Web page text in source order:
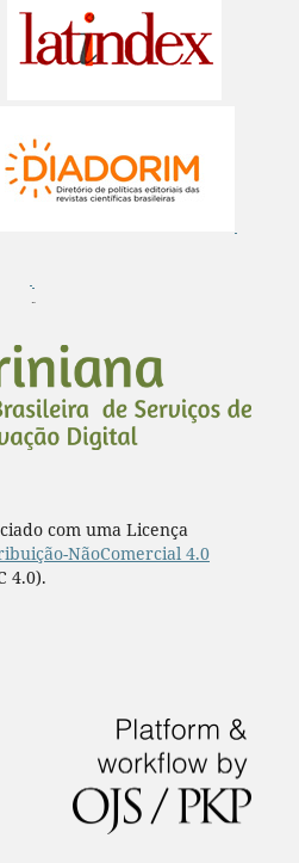
¨
com uma Licença
NãoComercial 4.0
4.0).